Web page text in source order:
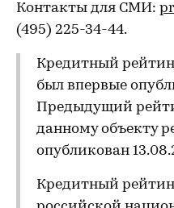
Контакты для СМИ:
(495) 225-34-44.
Кредитный
был впервые
Предыдущий
данному объекту
опубликован
Кредитный